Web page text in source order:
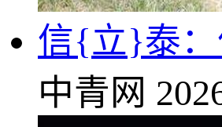
信{立}泰：
中青网